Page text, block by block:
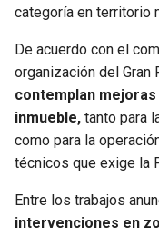
SEAHAWKS
LIONS
PACKERS
VIKINGS
PELICANS
NUGGETS
TIMBERWOLVES
THUNDER
categoría en territorio
De acuerdo con el
organización del Gran
contemplan
inmueble, tanto para
como para la
técnicos que exige la
Entre los trabajos
intervenciones en